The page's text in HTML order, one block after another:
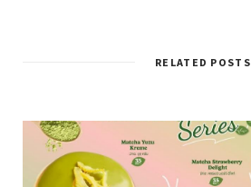
RELATED POSTS